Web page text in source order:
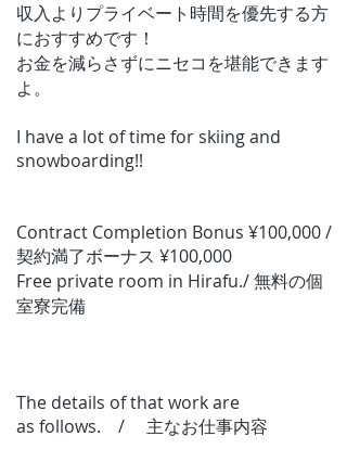
収入よりプライベート時間を優先する方
におすすめです！
お金を減らさずにニセコを堪能できます
よ。
I have a lot of time for skiing and
snowboarding!!
Contract Completion Bonus ¥100,000 /
契約満了ボーナス ¥100,000
Free private room in Hirafu./ 無料の個
室寮完備
The details ofthatworkare
as follows. / 主なお仕事内容